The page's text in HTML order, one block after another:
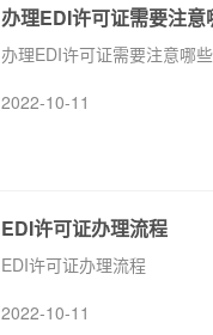
办理EDI许可证需要注意
办理EDI许可证需要注意哪
2022-10-11
EDI许可证办理流程
EDI许可证办理流程
2022-10-11